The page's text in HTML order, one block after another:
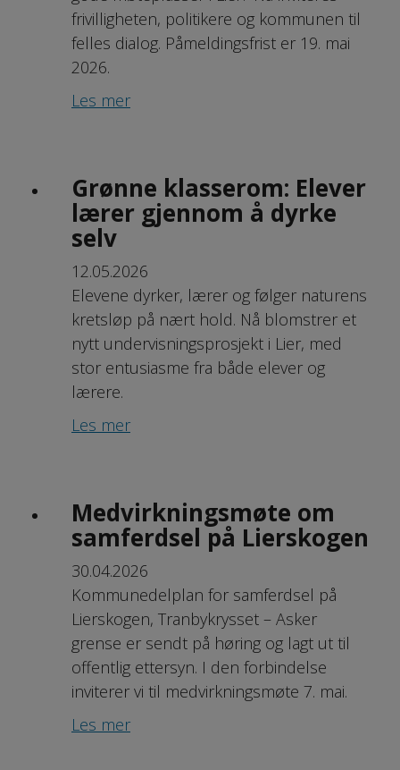
frivilligheten, politikere og kommunen til
felles dialog. Påmeldingsfrist er 19. mai
2026.
Les mer
Grønne klasserom: Elever
lærer gjennom å dyrke
selv
12.05.2026
Elevene dyrker, lærer og følger naturens
kretsløp på nært hold. Nå blomstrer et
nytt undervisningsprosjekt i Lier, med
stor entusiasme fra både elever og
lærere.
Les mer
Medvirkningsmøte om
samferdsel på Lierskogen
30.04.2026
Kommunedelplan for samferdsel på
Lierskogen, Tranbykrysset – Asker
grense er sendt på høring og lagt ut til
offentlig ettersyn. I den forbindelse
inviterer vi til medvirkningsmøte 7. mai.
Les mer